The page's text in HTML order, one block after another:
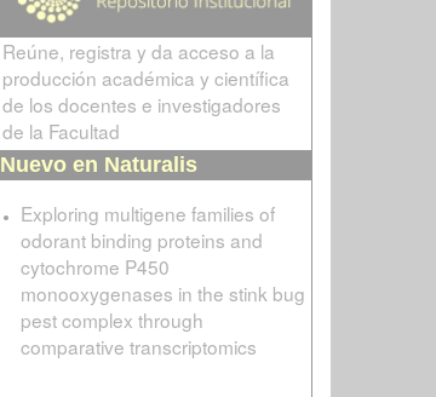
Reúne, registra y da acceso a la
producción académica y científica
de los docentes e investigadores
de la Facultad
Nuevo en Naturalis
Exploring multigene families of
odorant binding proteins and
cytochrome P450
monooxygenases in the stink bug
pest complex through
comparative transcriptomics